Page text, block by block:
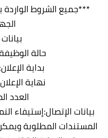
***جميع الشروط الواردة
حالة
بداية الإعلان:2023/03/28
نهاية الإعلان:2023/
العدد
بيانات الإتصال:إستيفاء
المستندات المطلوبة